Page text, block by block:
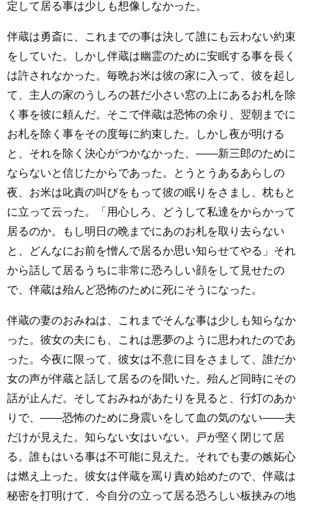
定して居る事は少しも想像しなかった。
伴蔵は勇斎に、これまでの事は決して誰にも云わない約束
をしていた。しかし伴蔵は幽霊のために安眠する事を長く
は許されなかった。毎晩お米は彼の家に入って、彼を起し
て、主人の家のうしろの甚だ小さい窓の上にあるお札を除
く事を彼に頼んだ。そこで伴蔵は恐怖の余り、翌朝までに
お札を除く事をその度毎に約束した。しかし夜が明ける
と、それを除く決心がつかなかった、――新三郎のために
ならないと信じたからであった。とうとうあるあらしの
夜、お米は叱責の叫びをもって彼の眠りをさまし、枕もと
に立って云った。「用心しろ、どうして私達をからかって
居るのか。もし明日の晩までにあのお札を取り去らない
と、どんなにお前を憎んで居るか思い知らせてやる」それ
から話して居るうちに非常に恐ろしい顔をして見せたの
で、伴蔵は殆んど恐怖のために死にそうになった。
伴蔵の妻のおみねは、これまでそんな事は少しも知らなか
った。彼女の夫にも、これは悪夢のように思われたのであ
った。今夜に限って、彼女は不意に目をさまして、誰だか
女の声が伴蔵と話して居るのを聞いた。殆んど同時にその
話が止んだ。そしておみねがあたりを見ると、行灯のあか
りで、――恐怖のために身震いをして血の気のない――夫
だけが見えた。知らない女はいない。戸が堅く閉じて居
る。誰もはいる事は不可能に見えた。それでも妻の嫉妬心
は燃え上った。彼女は伴蔵を罵り責め始めたので、伴蔵は
秘密を打明けて、今自分の立って居る恐ろしい板挟みの地